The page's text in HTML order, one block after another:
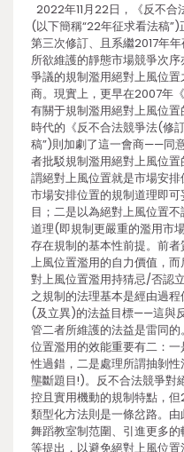
2022年11月22日，《反不合
(以下簡稱“22年征求看法稿
第三次修訂、且系繼2017年
所欲維護的靜態市場競爭次
爭議的規制濫用絕對上風位
商。現實上，更早在2007年
有關于規制濫用絕對上風位
時代的《反不合法競爭法(修
稿”)則加劇了這一會商——同
者批駁規制濫用絕對上風位
謂絕對上風位置就是市場安
市場安排位置的規制道理即
目；二是以為絕對上風位置
道理(即規制更嚴重的濫用市
存在規制的基本性前提。前
上風位置濫用的自力價值，
對上風位置濫用持猜忌/否認
之規制的法理基本是經由過
(及立異)的法益目標——這與
管二者所維護的法益是雷同
位置濫用的效能重要有二：
性過錯，二是處理所謂抽剝
壟斷題目!)。反不合法競爭對
控且實用機動的規制特點，
類型化方法則是一條岔路。
舞蹈教室制范圍、引進更多
等提出，以避免絕對上風位